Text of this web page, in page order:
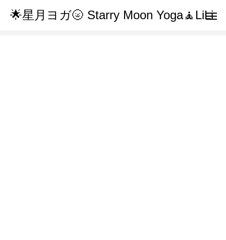
🌟星月ヨガ🌝 Starry Moon Yoga🧘LiLi